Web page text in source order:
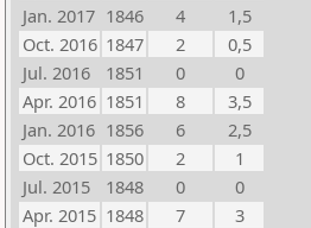
Jan. 2017 1846 4
1,5
Oct. 2016 1847 2
0,5
Jul. 2016
1851 0
0
Apr. 2016 1851 8
3,5
Jan. 2016 1856 6
2,5
Oct. 2015 1850 2
1
Jul. 2015
1848 0
0
Apr. 2015 1848 7
3